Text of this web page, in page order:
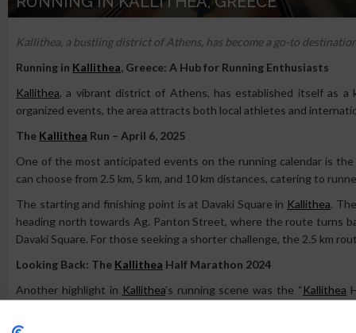
Kallithea, a bustling district of Athens, has become a go-to
Running in Kallithea, Greece: A Hub for Running Enthusiasts
Kallithea, a vibrant district of Athens, has established itself as
organized events, the area attracts both local athletes and
The Kallithea Run – April 6, 2025
One of the most anticipated events on the running calendar is the
can choose from 2.5 km, 5 km, and 10 km distances, catering to
The starting and finishing point is at Davaki Square in Kallithea.
heading north towards Ag. Panton Street, where the route turns
Davaki Square. For those seeking a shorter challenge, the 2.5 km
Looking Back: The Kallithea Half Marathon 2024
Another highlight in Kallithea’s running scene was the “ Kallithea
featured race distances of 21.1 km, 10 km, and 5 km, starting
This renowned cultural venue not only provided a picturesque